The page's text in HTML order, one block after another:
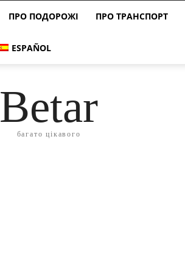
ПРО ПОДОРОЖІ ПРО ТРАНСПОРТ
ESPAÑOL
Betar
багато цікавого